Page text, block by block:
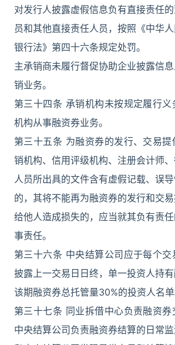
对发行人披露虚假信息负有直接责任
员和其他直接责任人员，按照《中华
银行法》第四十六条规定处罚。
主承销商未履行督促协助企业披露信
销业务。
第三十四条 承销机构未按规定履行
机构从事融资券业务。
第三十五条 为融资券的发行、交易
销机构、信用评级机构、注册会计师
人员所出具的文件含有虚假记载、误
的，其将不能再为融资券的发行和交易
给他人造成损失的，应当就其负有责
事责任。
第三十六条 中央结算公司应于每个
披露上一交易日日终，单一投资人持
该期融资券总托管量30%的投资人名单
第三十七条 同业拆借中心负责融资券
中央结算公司负责融资券结算的日常